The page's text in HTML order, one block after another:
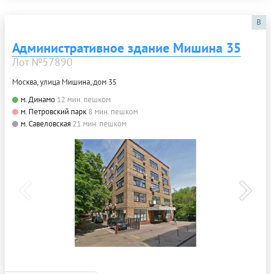
B
Административное здание Мишина 35
Лот №57890
Москва, улица Мишина, дом 35
м. Динамо 12 мин. пешком
м. Петровский парк 8 мин. пешком
м. Савеловская 21 мин. пешком